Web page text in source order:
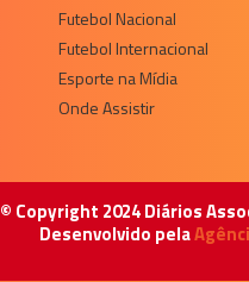
Futebol Nacional
Futebol Internacional
Esporte na Mídia
Onde Assistir
© Copyright 2024 Diários
Desenvolvido pela